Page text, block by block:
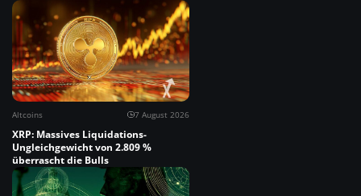
Altcoins 7 August 2026
XRP: Massives Liquidations-
Ungleichgewicht von 2.809 %
überrascht die Bulls